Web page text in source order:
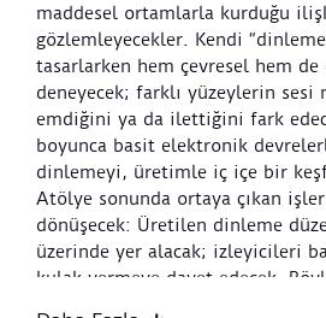
maddesel ortamlarla kurduğu
gözlemleyecekler. Kendi “dinleme
tasarlarken hem çevresel hem
deneyecek; farklı yüzeylerin sesi
emdiğini ya da ilettiğini fark
boyunca basit elektronik
dinlemeyi, üretimle iç içe bir
Atölye sonunda ortaya çıkan
dönüşecek: Üretilen dinleme
üzerinde yer alacak; izleyicileri
kulak vermeye davet edecek.